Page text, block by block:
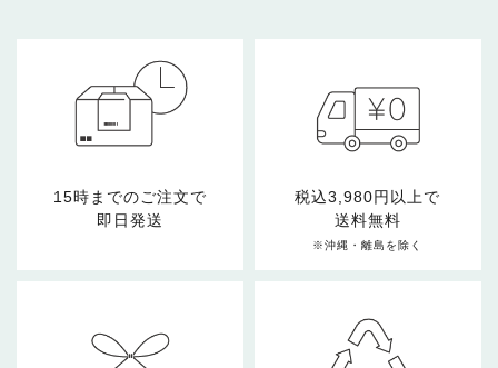
15時までのご注文で
即日発送
税込3,980円以上で
送料無料
※沖縄・離島を除く